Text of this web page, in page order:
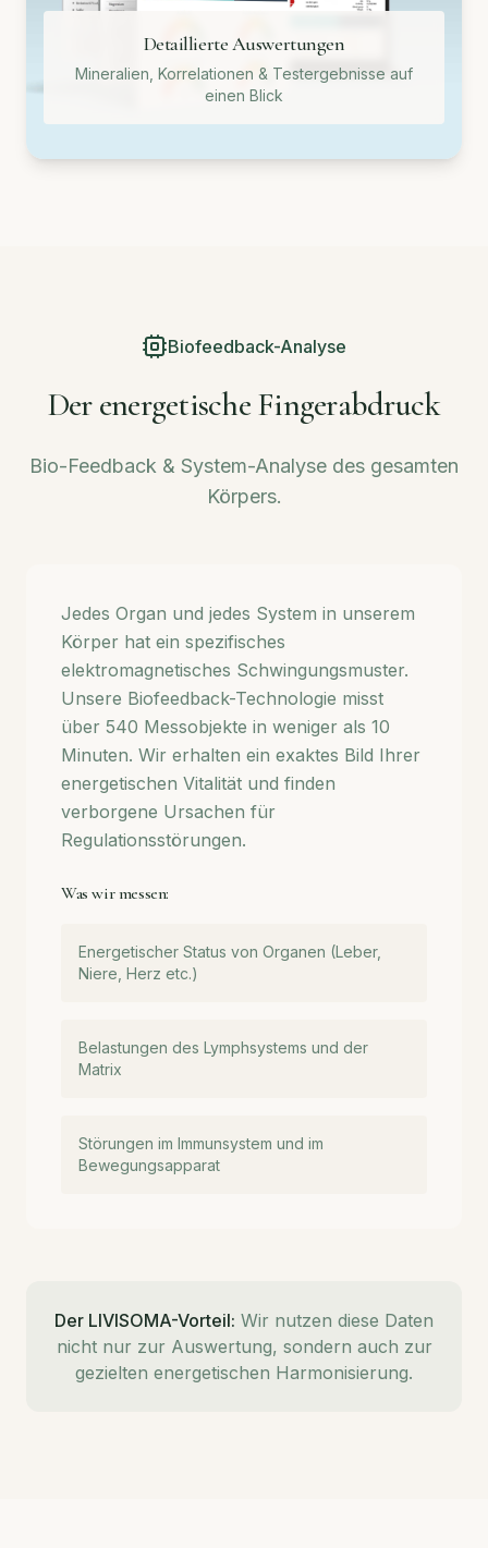
Detaillierte Auswertungen
Mineralien, Korrelationen & Testergebnisse auf
einen Blick
Biofeedback-Analyse
Der energetische Fingerabdruck
Bio-Feedback & System-Analyse des gesamten
Körpers.
Jedes Organ und jedes System in unserem
Körper hat ein spezifisches
elektromagnetisches Schwingungsmuster.
Unsere Biofeedback-Technologie misst
über 540 Messobjekte in weniger als 10
Minuten. Wir erhalten ein exaktes Bild Ihrer
energetischen Vitalität und finden
verborgene Ursachen für
Regulationsstörungen.
Was wir messen:
Energetischer Status von Organen (Leber,
Niere, Herz etc.)
Belastungen des Lymphsystems und der
Matrix
Störungen im Immunsystem und im
Bewegungsapparat
Der LIVISOMA-Vorteil: Wir nutzen diese Daten
nicht nur zur Auswertung, sondern auch zur
gezielten energetischen Harmonisierung.